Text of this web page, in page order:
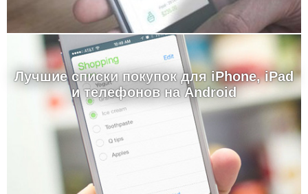
Лучшие cписки покупок для iPhone, iPad
и телефонов на Android